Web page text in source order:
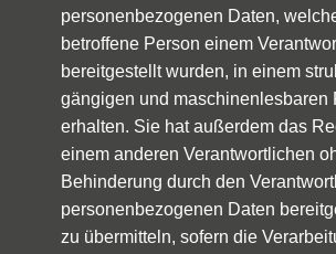
personenbezogenen Daten,
betroffene Person einem
bereitgestellt wurden, in einem
gängigen und maschinenlesbaren
erhalten. Sie hat außerdem das
einem anderen Verantwortlichen
Behinderung durch den
personenbezogenen Daten
zu übermitteln, sofern die